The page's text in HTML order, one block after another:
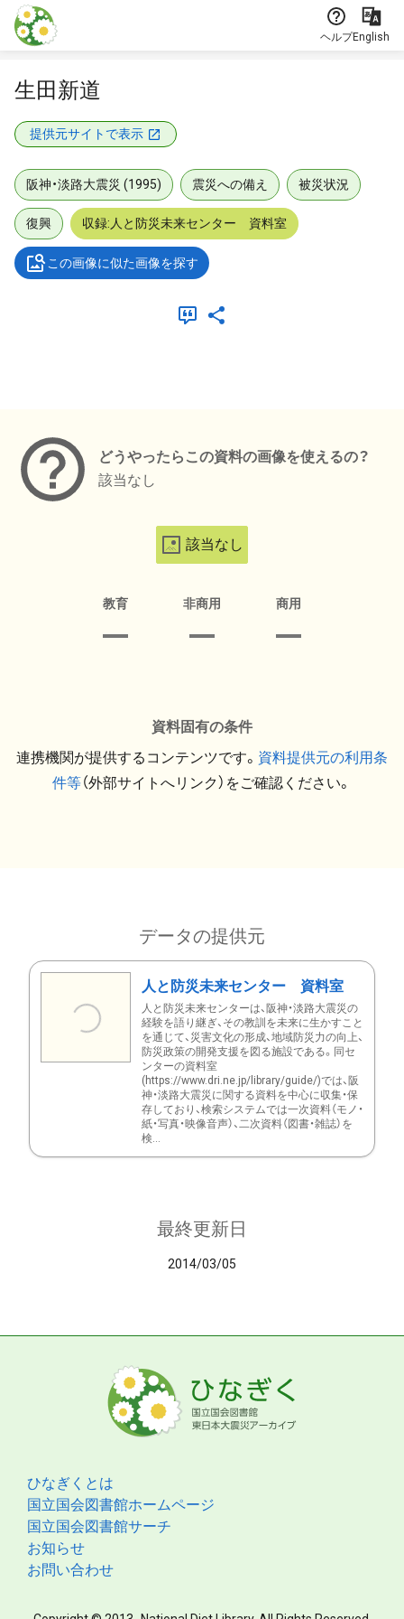
本文に飛ぶ
ヘルプEnglish
生田新道
提供元サイトで表示
阪神・淡路大震災 (1995) 震災への備え 被災状況
復興 収録:人と防災未来センター 資料室
この画像に似た画像を探す
どうやったらこの資料の画像を使えるの？
該当なし
該当なし
教育 非商用 商用
資料固有の条件
連携機関が提供するコンテンツです。 資料提供元の利用条
件等（外部サイトへリンク）をご確認ください。
データの提供元
人と防災未来センター 資料室
人と防災未来センターは、阪神・淡路大震災の
経験を語り継ぎ、その教訓を未来に生かすこと
を通じて、災害文化の形成、地域防災力の向上、
防災政策の開発支援を図る施設である。同セ
ンターの資料室
(https://www.dri.ne.jp/library/guide/)では、阪
神・淡路大震災に関する資料を中心に収集・保
存しており、検索システムでは一次資料（モノ・
紙・写真・映像音声）、二次資料（図書・雑誌）を
検...
最終更新日
2014/03/05
ひなぎくとは
国立国会図書館ホームページ
国立国会図書館サーチ
お知らせ
お問い合わせ